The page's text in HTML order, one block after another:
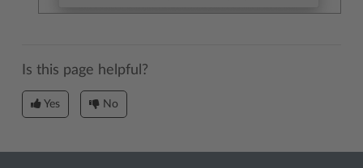
Is this page helpful?
Yes No